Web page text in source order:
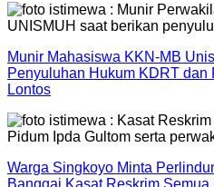
Munir Mahasiswa KKN-MB
Penyuluhan Hukum KDRT
Lontos
Warga Singkoyo Minta